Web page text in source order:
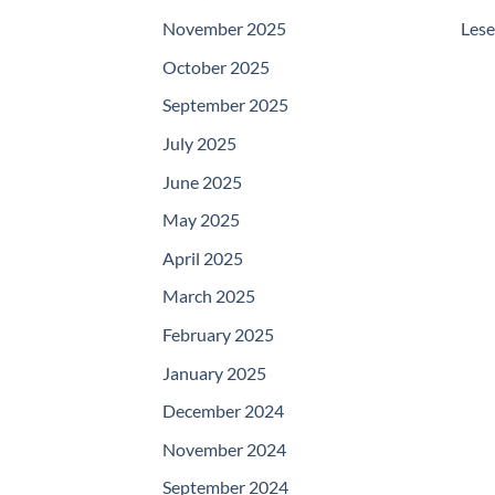
November 2025
October 2025
September 2025
July 2025
June 2025
May 2025
April 2025
March 2025
February 2025
January 2025
December 2024
November 2024
September 2024